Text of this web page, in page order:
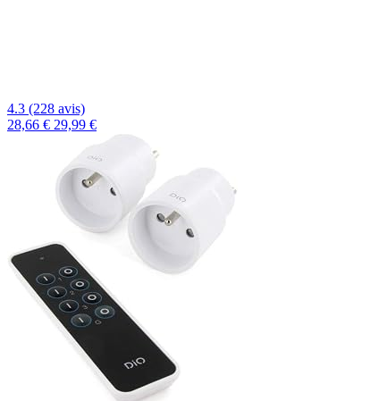
4.3 (228 avis)
28,66 € 29,99 €